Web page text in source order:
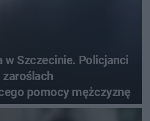
w Szczecinie. Policjanci
pomocy mężczyznę